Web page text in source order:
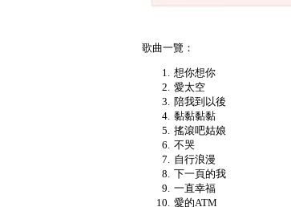
歌曲一覽：
想你想你
愛太空
陪我到以後
黏黏黏黏
搖滾吧姑娘
不哭
自行浪漫
下一頁的我
一直幸福
愛的ATM